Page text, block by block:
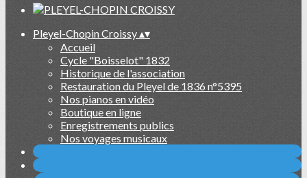
Pleyel-Chopin Croissy▴▾
Accueil
Cycle "Boisselot" 1832
Historique de l'association
Restauration du Pleyel de 1836 n°5395
Nos pianos en vidéo
Boutique en ligne
Enregistrements publics
Nos voyages musicaux